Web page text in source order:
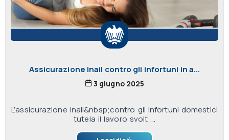
Assicurazione Inail contro gli infortuni in a...
3 giugno 2025
L’assicurazione Inail&nbsp;contro gli infortuni domestici
tutela il lavoro svolt ...